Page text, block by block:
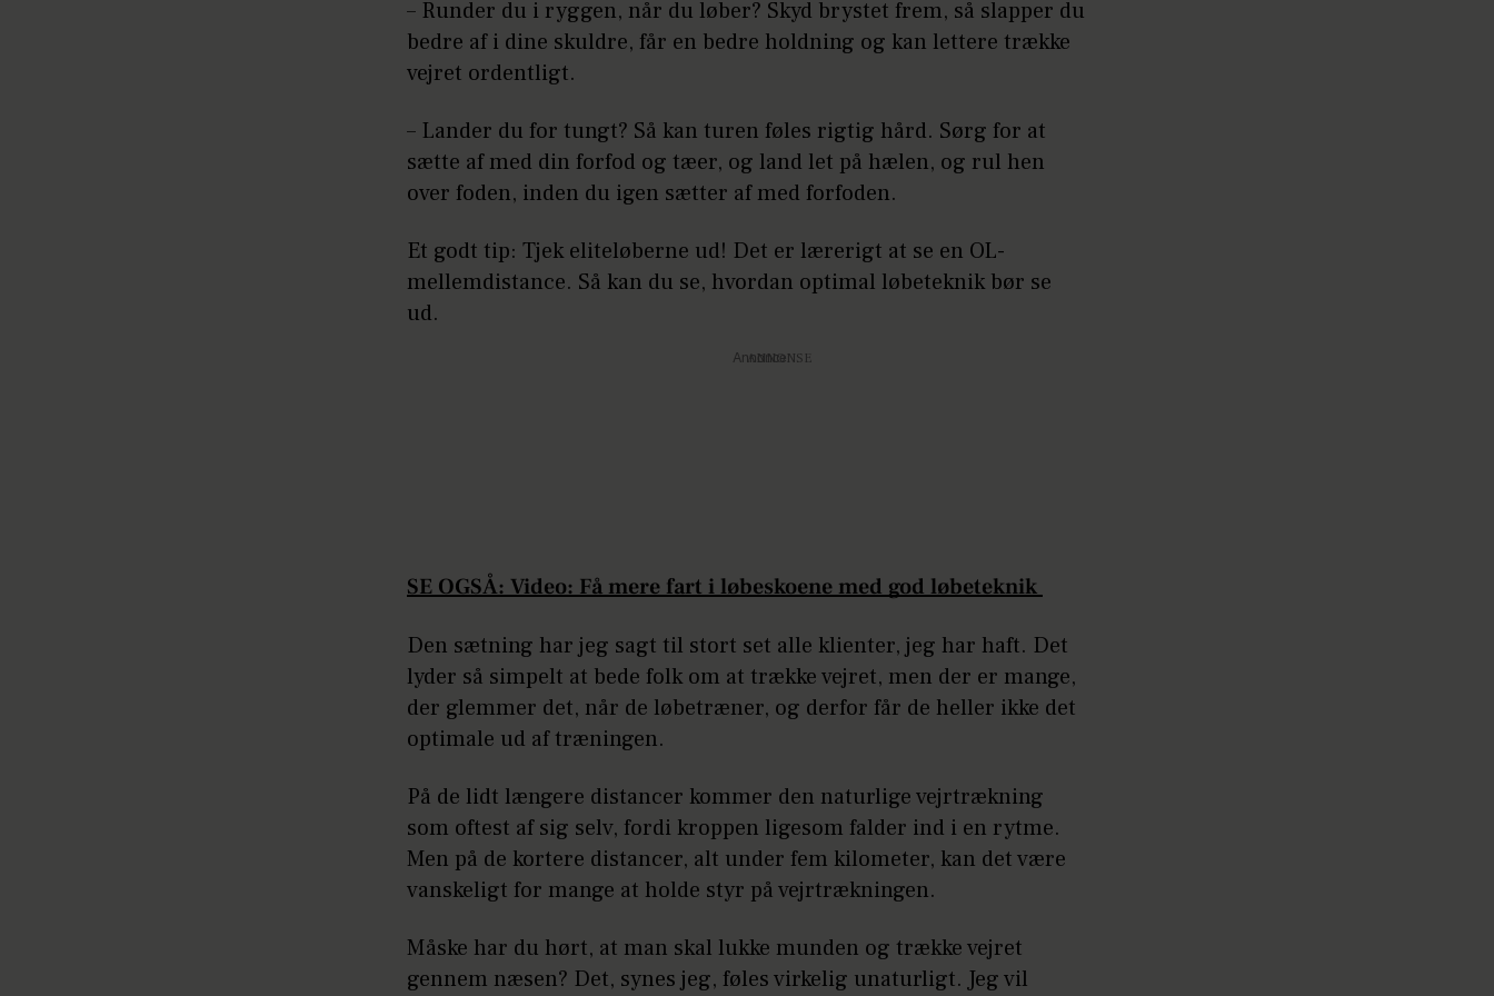
– Runder du i ryggen, når du løber? Skyd brystet frem, så slapper du
bedre af i dine skuldre, får en bedre holdning og kan lettere trække
vejret ordentligt.
– Lander du for tungt? Så kan turen føles rigtig hård. Sørg for at
sætte af med din forfod og tæer, og land let på hælen, og rul hen
over foden, inden du igen sætter af med forfoden.
Et godt tip: Tjek eliteløberne ud! Det er lærerigt at se en OL-
mellemdistance. Så kan du se, hvordan optimal løbeteknik bør se
ud.
Annonce
SE OGSÅ: Video: Få mere fart i løbeskoene med god løbeteknik
Den sætning har jeg sagt til stort set alle klienter, jeg har haft. Det
lyder så simpelt at bede folk om at trække vejret, men der er mange,
der glemmer det, når de løbetræner, og derfor får de heller ikke det
optimale ud af træningen.
På de lidt længere distancer kommer den naturlige vejrtrækning
som oftest af sig selv, fordi kroppen ligesom falder ind i en rytme.
Men på de kortere distancer, alt under fem kilometer, kan det være
vanskeligt for mange at holde styr på vejrtrækningen.
Måske har du hørt, at man skal lukke munden og trække vejret
gennem næsen? Det, synes jeg, føles virkelig unaturligt. Jeg vil